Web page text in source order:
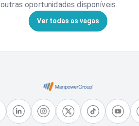
outras oportunidades disponíveis.
Ver todas as vagas